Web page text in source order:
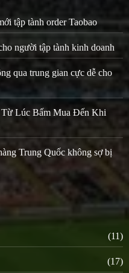
tập tành order Taobao
người tập tành kinh doanh
qua trung gian cực dễ cho
Từ Lúc Bấm Mua Đến Khi
Trung Quốc không sợ bị
(11)
(17)